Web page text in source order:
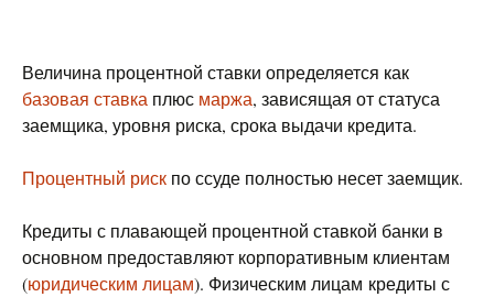
Величина процентной ставки определяется как
базовая ставка плюс маржа, зависящая от статуса
заемщика, уровня риска, срока выдачи кредита.
Процентный риск по ссуде полностью несет заемщик.
Кредиты с плавающей процентной ставкой банки в
основном предоставляют корпоративным клиентам
(юридическим лицам). Физическим лицам кредиты с